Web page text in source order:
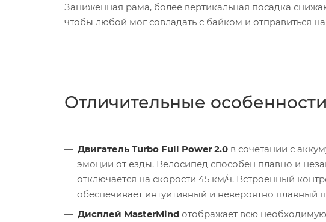
Заниженная рама, более вертикальная посадка
чтобы любой мог совладать с байком и отправиться
Отличительные особенности
Двигатель Turbo Full Power 2.0 в сочетании с
эмоции от езды. Велосипед способен плавно и
отключается на скорости 45 км/ч. Встроенный
обеспечивает интуитивный и невероятно плавный
Дисплей MasterMind отображает всю